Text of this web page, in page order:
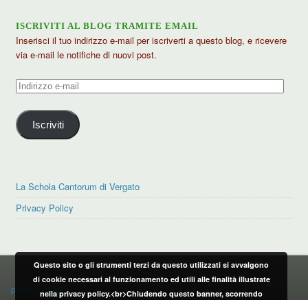
ISCRIVITI AL BLOG TRAMITE EMAIL
Inserisci il tuo indirizzo e-mail per iscriverti a questo blog, e ricevere
via e-mail le notifiche di nuovi post.
Indirizzo
mail
Iscriviti
La Schola Cantorum di Vergato
Privacy Policy
PRIVACY POLICY
privacy policy
Questo sito o gli strumenti terzi da questo utilizzati si avvalgono
di cookie necessari al funzionamento ed utili alle finalità illustrate
nella privacy policy.<br>Chiudendo questo banner, scorrendo